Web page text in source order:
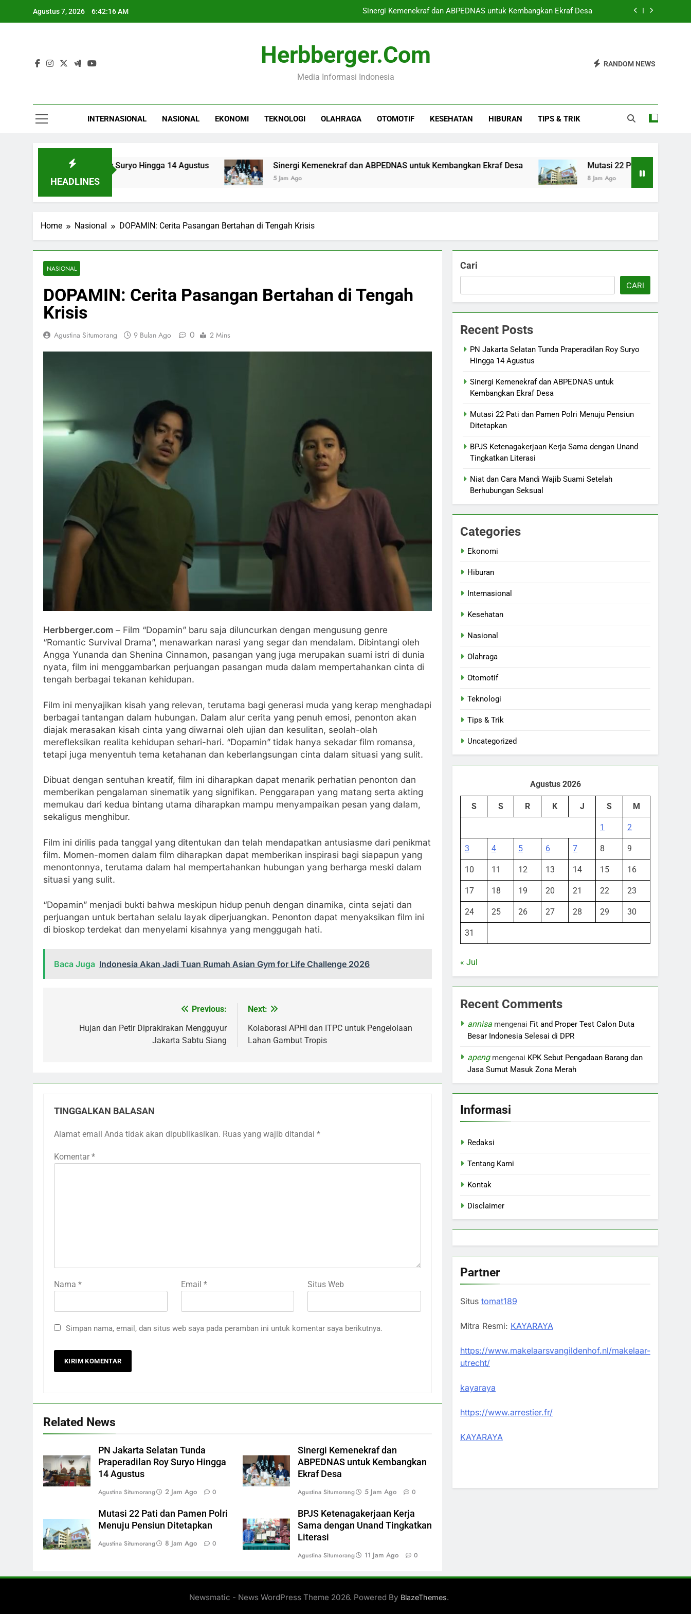
Agustus 7, 2026 6:42:17 AM Sinergi Kemenekraf dan ABPEDNAS untuk Kembangkan Ekraf Desa
BPJS Ketenagakerjaan Kerja Sama dengan Unand Tingkatkan Literasi
PN Jakarta Selatan Tunda Praperadilan Roy Suryo Hingga 14 Agustus
Mutasi 22 Pati dan Pamen Polri Menuju Pensiun Ditetapkan
Herbberger.com
Media Informasi Indonesia
RANDOM NEWS
INTERNASIONAL NASIONAL EKONOMI TEKNOLOGI OLAHRAGA OTOMOTIF KESEHATAN HIBURAN TIPS & TRIK
HEADLINES
Praperadilan Roy Suryo Hingga 14 Agustus Sinergi Kemenekraf dan ABPEDNAS untuk Kembangkan Ekraf Desa
5 Jam Ago
Mutasi 22 Pati dan Pamen Polri
8 Jam Ago
Home Nasional DOPAMIN: Cerita Pasangan Bertahan di Tengah Krisis
NASIONAL
DOPAMIN: Cerita Pasangan Bertahan di Tengah
Krisis
Agustina Situmorang 9 Bulan Ago 0 2 Mins
Herbberger.com – Film “Dopamin” baru saja diluncurkan dengan mengusung genre
“Romantic Survival Drama”, menawarkan narasi yang segar dan mendalam. Dibintangi oleh
Angga Yunanda dan Shenina Cinnamon, pasangan yang juga merupakan suami istri di dunia
nyata, film ini menggambarkan perjuangan pasangan muda dalam mempertahankan cinta di
tengah berbagai tekanan kehidupan.
Film ini menyajikan kisah yang relevan, terutama bagi generasi muda yang kerap menghadapi
berbagai tantangan dalam hubungan. Dalam alur cerita yang penuh emosi, penonton akan
diajak merasakan kisah cinta yang diwarnai oleh ujian dan kesulitan, seolah-olah
merefleksikan realita kehidupan sehari-hari. “Dopamin” tidak hanya sekadar film romansa,
tetapi juga menyentuh tema ketahanan dan keberlangsungan cinta dalam situasi yang sulit.
Dibuat dengan sentuhan kreatif, film ini diharapkan dapat menarik perhatian penonton dan
memberikan pengalaman sinematik yang signifikan. Penggarapan yang matang serta akting
memukau dari kedua bintang utama diharapkan mampu menyampaikan pesan yang dalam,
sekaligus menghibur.
Film ini dirilis pada tanggal yang ditentukan dan telah mendapatkan antusiasme dari penikmat
film. Momen-momen dalam film diharapkan dapat memberikan inspirasi bagi siapapun yang
menontonnya, terutama dalam hal mempertahankan hubungan yang berharga meski dalam
situasi yang sulit.
“Dopamin” menjadi bukti bahwa meskipun hidup penuh dengan dinamika, cinta sejati dan
perjuangan untuk bertahan selalu layak diperjuangkan. Penonton dapat menyaksikan film ini
di bioskop terdekat dan menyelami kisahnya yang menggugah hati.
Baca Juga Indonesia Akan Jadi Tuan Rumah Asian Gym for Life Challenge 2026
Previous:
Hujan dan Petir Diprakirakan Mengguyur
Jakarta Sabtu Siang
Next:
Kolaborasi APHI dan ITPC untuk Pengelolaan
Lahan Gambut Tropis
TINGGALKAN BALASAN
Alamat email Anda tidak akan dipublikasikan. Ruas yang wajib ditandai *
Komentar *
Nama * Email * Situs Web
Simpan nama, email, dan situs web saya pada peramban ini untuk komentar saya berikutnya.
Related News
PN Jakarta Selatan Tunda
Praperadilan Roy Suryo Hingga
14 Agustus
Agustina Situmorang 2 Jam Ago 0
Sinergi Kemenekraf dan
ABPEDNAS untuk Kembangkan
Ekraf Desa
Agustina Situmorang 5 Jam Ago 0
Mutasi 22 Pati dan Pamen Polri
Menuju Pensiun Ditetapkan
Agustina Situmorang 8 Jam Ago 0
BPJS Ketenagakerjaan Kerja
Sama dengan Unand Tingkatkan
Literasi
Agustina Situmorang 11 Jam Ago 0
Cari
CARI
Recent Posts
PN Jakarta Selatan Tunda Praperadilan Roy Suryo
Hingga 14 Agustus
Sinergi Kemenekraf dan ABPEDNAS untuk
Kembangkan Ekraf Desa
Mutasi 22 Pati dan Pamen Polri Menuju Pensiun
Ditetapkan
BPJS Ketenagakerjaan Kerja Sama dengan Unand
Tingkatkan Literasi
Niat dan Cara Mandi Wajib Suami Setelah
Berhubungan Seksual
Categories
Ekonomi
Hiburan
Internasional
Kesehatan
Nasional
Olahraga
Otomotif
Teknologi
Tips & Trik
Uncategorized
Agustus 2026
S S R K J S M
1 2
3 4 5 6 7 8 9
10 11 12 13 14 15 16
17 18 19 20 21 22 23
24 25 26 27 28 29 30
31
« Jul
Recent Comments
annisa mengenai Fit and Proper Test Calon Duta
Besar Indonesia Selesai di DPR
apengmengenai KPK Sebut Pengadaan Barang dan
Jasa Sumut Masuk Zona Merah
Informasi
Redaksi
Tentang Kami
Kontak
Disclaimer
Partner
Situs tomat189
Mitra Resmi: KAYARAYA
https://www.makelaarsvangildenhof.nl/makelaar-
utrecht/
kayaraya
https://www.arrestier.fr/
KAYARAYA
Newsmatic - News WordPress Theme 2026. Powered By BlazeThemes.